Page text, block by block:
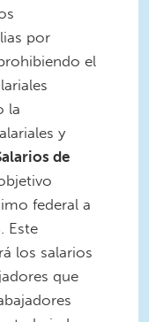
por
el
la
y
de
federal a
Este
los salarios
que